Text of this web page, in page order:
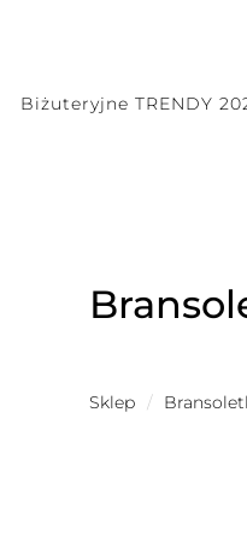
Biżuteryjne TRENDY
Sklep /